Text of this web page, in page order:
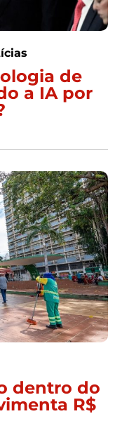
de
a IA por
dentro do
R$